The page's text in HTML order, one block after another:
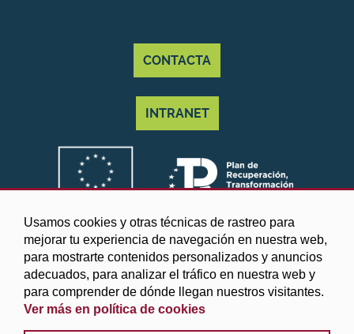
Usamos cookies y otras técnicas de rastreo para
mejorar tu experiencia de navegación en nuestra web,
para mostrarte contenidos personalizados y anuncios
adecuados, para analizar el tráfico en nuestra web y
para comprender de dónde llegan nuestros visitantes.
Ver más en política de cookies
CONTACTA
INTRANET